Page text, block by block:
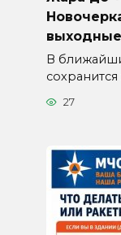
выходные
В
27